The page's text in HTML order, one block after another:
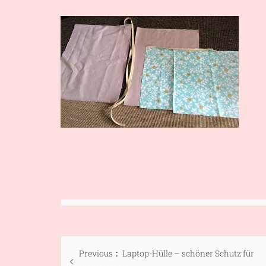
Beitragsnavigation
Previous
Previous
Laptop-Hülle – schöner Schutz für